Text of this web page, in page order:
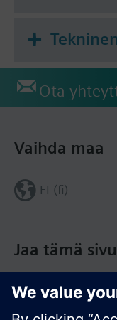
Ota
Jaa tämä
Vaihda maa
FI (fi)